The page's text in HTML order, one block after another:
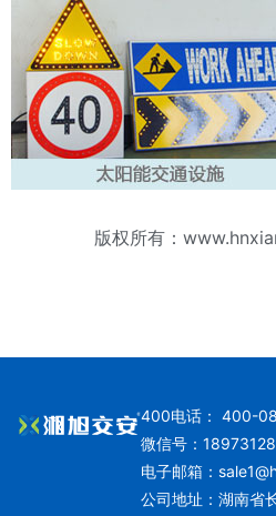
版权所有：
400电话： 400-
微信号：
电子邮箱：
公司地址：湖南省